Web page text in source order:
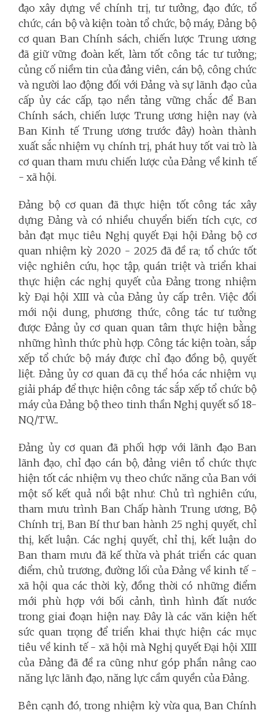
đạo xây dựng về chính trị, tư tưởng, đạo đức, tổ
chức, cán bộ và kiện toàn tổ chức, bộ máy, Đảng bộ
cơ quan Ban Chính sách, chiến lược Trung ương
đã giữ vững đoàn kết, làm tốt công tác tư tưởng;
củng cố niềm tin của đảng viên, cán bộ, công chức
và người lao động đối với Đảng và sự lãnh đạo của
cấp ủy các cấp, tạo nền tảng vững chắc để Ban
Chính sách, chiến lược Trung ương hiện nay (và
Ban Kinh tế Trung ương trước đây) hoàn thành
xuất sắc nhiệm vụ chính trị, phát huy tốt vai trò là
cơ quan tham mưu chiến lược của Đảng về kinh tế
- xã hội.
Đảng bộ cơ quan đã thực hiện tốt công tác xây
dựng Đảng và có nhiều chuyển biến tích cực, cơ
bản đạt mục tiêu Nghị quyết Đại hội Đảng bộ cơ
quan nhiệm kỳ 2020 - 2025 đã đề ra; tổ chức tốt
việc nghiên cứu, học tập, quán triệt và triển khai
thực hiện các nghị quyết của Đảng trong nhiệm
kỳ Đại hội XIII và của Đảng ủy cấp trên. Việc đổi
mới nội dung, phương thức, công tác tư tưởng
được Đảng ủy cơ quan quan tâm thực hiện bằng
những hình thức phù hợp. Công tác kiện toàn, sắp
xếp tổ chức bộ máy được chỉ đạo đồng bộ, quyết
liệt. Đảng ủy cơ quan đã cụ thể hóa các nhiệm vụ
giải pháp để thực hiện công tác sắp xếp tổ chức bộ
máy của Đảng bộ theo tinh thần Nghị quyết số 18-
NQ/TW...
Đảng ủy cơ quan đã phối hợp với lãnh đạo Ban
lãnh đạo, chỉ đạo cán bộ, đảng viên tổ chức thực
hiện tốt các nhiệm vụ theo chức năng của Ban với
một số kết quả nổi bật như: Chủ trì nghiên cứu,
tham mưu trình Ban Chấp hành Trung ương, Bộ
Chính trị, Ban Bí thư ban hành 25 nghị quyết, chỉ
thị, kết luận. Các nghị quyết, chỉ thị, kết luận do
Ban tham mưu đã kế thừa và phát triển các quan
điểm, chủ trương, đường lối của Ðảng về kinh tế -
xã hội qua các thời kỳ, đồng thời có những điểm
mới phù hợp với bối cảnh, tình hình đất nước
trong giai đoạn hiện nay. Đây là các văn kiện hết
sức quan trọng để triển khai thực hiện các mục
tiêu về kinh tế - xã hội mà Nghị quyết Đại hội XIII
của Đảng đã đề ra cũng như góp phần nâng cao
năng lực lãnh đạo, năng lực cầm quyền của Đảng.
Bên cạnh đó, trong nhiệm kỳ vừa qua, Ban Chính